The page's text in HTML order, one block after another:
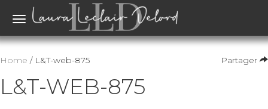
Toggle
Partager
Home / L&T-web-875
L&T-WEB-875